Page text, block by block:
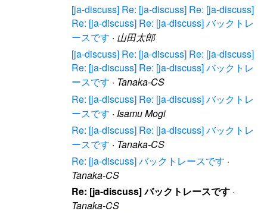
[ja-discuss] Re: [ja-discuss] Re: [ja-discuss]
Re: [ja-discuss] Re: [ja-discuss] バックトレ
ースです · 山田太郎
[ja-discuss] Re: [ja-discuss] Re: [ja-discuss]
Re: [ja-discuss] Re: [ja-discuss] バックトレ
ースです · Tanaka-CS
Re: [ja-discuss] Re: [ja-discuss] バックトレ
ースです · Isamu Mogi
Re: [ja-discuss] Re: [ja-discuss] バックトレ
ースです · Tanaka-CS
Re: [ja-discuss] バックトレースです ·
Tanaka-CS
Re: [ja-discuss] バックトレースです ·
Tanaka-CS